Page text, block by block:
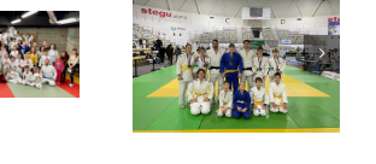
Opole Finále Extraligy 2022